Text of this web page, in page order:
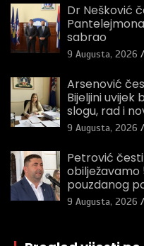
Dr Nešković
sabrao
9 Augusta, 2026
Arsenović
Bijeljini uvijek
slogu, rad i
9 Augusta, 2026
Petrović
obilježavamo
pouzdanog
9 Augusta, 2026